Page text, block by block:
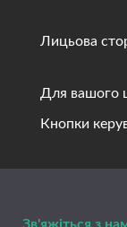
Лицьова
Для вашого
Кнопки